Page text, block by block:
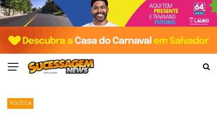
POLÍTICA